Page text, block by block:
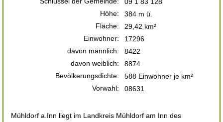
Höhe:
384 m ü.
Fläche:
29,42 km²
Einwohner:
17296
davon männlich:
8422
davon weiblich:
8874
Bevölkerungsdichte:
588 Einwohner je km²
Vorwahl:
08631
Mühldorf a.Inn liegt im Landkreis Mühldorf am Inn des